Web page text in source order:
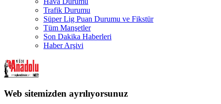
Trafik Durumu
Süper Lig Puan Durumu ve Fikstür
Tüm Manşetler
Son Dakika Haberleri
Haber Arşivi
Web sitemizden ayrılıyorsunuz